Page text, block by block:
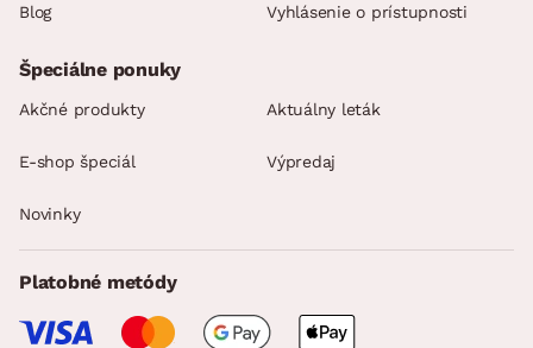
Blog Vyhlásenie o prístupnosti
Špeciálne ponuky
Akčné produkty Aktuálny leták
E-shop špeciál Výpredaj
Novinky
Platobné metódy